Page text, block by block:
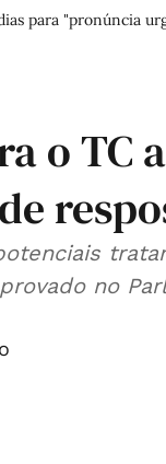
para "pronúncia
o TC
no